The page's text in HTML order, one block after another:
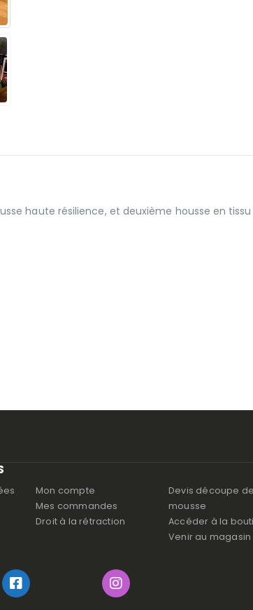
haute résilience, et deuxième housse en
Mon compte
Mes commandes
Droit à la rétraction
Devis découpe de
mousse
Accéder à la
Venir au magasin